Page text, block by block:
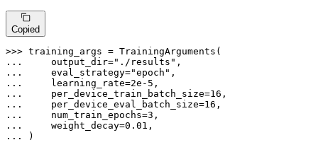
Copied
>>>
...
    output_dir=
"./results"
...
    eval_strategy=
"epoch"
...
    learning_rate=
2e-5
...
    per_device_train_batch_size=
16
...
    per_device_eval_batch_size=
16
...
    num_train_epochs=
3
...
    weight_decay=
0.01
...
)